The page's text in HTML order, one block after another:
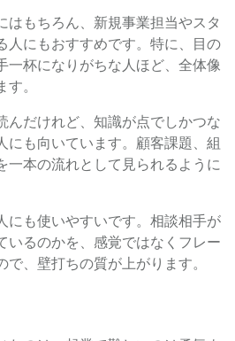
はもちろん、新規事業担当やスタ
人にもおすすめです。特に、目の
一杯になりがちな人ほど、全体像
。
んだけれど、知識が点でしかつな
にも向いています。顧客課題、組
一本の流れとして見られるように
にも使いやすいです。相談相手が
いるのかを、感覚ではなくフレー
、壁打ちの質が上がります。